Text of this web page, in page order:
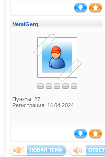
VetalGerq
Пункты: 27
Регистрация: 16.04.2024